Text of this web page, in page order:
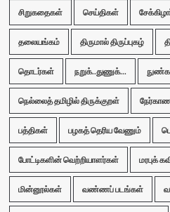
சிறுகதைகள் செய்திகள்
தலையங்கம் திருமால் திருப்புகழ்
தொடர்கள் நறுக்..துணுக்...
நெல்லைத் தமிழில் திருக்குறள்
பத்திகள் பழகத் தெரிய வேணும்
போட்டிகளின் வெற்றியாளர்கள் மரபுக்
மின்னூல்கள் வண்ணப் படங்கள்